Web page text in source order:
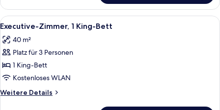
Zimmer,
Queen-
Alle
Fotos
für
Executive-
Zimmer,
1 King-
Bett
anzeigen
Ein Hotelzimmer mit einem großen
5
Executive-Zimmer, 1 King-Bett
40 m²
Platz für 3 Personen
1 King-Bett
Kostenloses WLAN
Weitere Details
Weitere